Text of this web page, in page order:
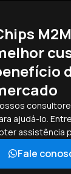
ajudá-lo.
assistência
Fale